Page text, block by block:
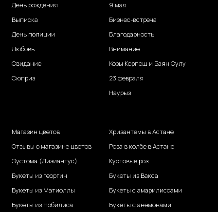
День рождения
Выписка
День полиции
Любовь
Свидание
Сюприз
9 мая
Бизнес-встреча
Благодарность
Внимание
Козы Корпеш и Баян Сулу
23 февраля
Наурыз
Магазин цветов
Отзывы о магазине цветов
Эустома (Лизиантус)
Букеты из георгин
Букеты из Матиоллы
Букеты из Нобилиса
Хризантемы в Астане
Роза в колбе в Астане
Кустовые роз
Букеты из Вакса
Букеты с амарилиссами
Букеты с анемонами